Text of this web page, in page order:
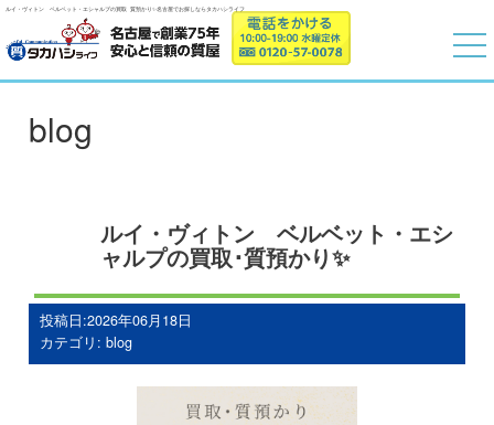
ルイ・ヴィトン ベルベット・エシャルプの買取･質預かり✨名古屋でお探しならタカハシライフ
blog
ルイ・ヴィトン ベルベット・エシ
ャルプの買取･質預かり✨
投稿日:2026年06月18日
カテゴリ:blog